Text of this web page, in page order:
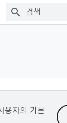
용자의 기본